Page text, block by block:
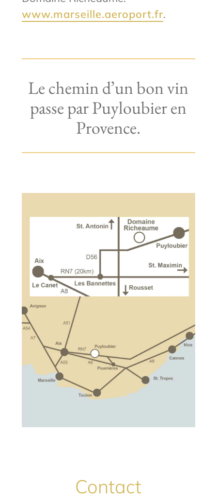
www.marseille.aeroport.fr.
Le chemin d’un bon vin
passe par Puyloubier en
Provence.
Contact